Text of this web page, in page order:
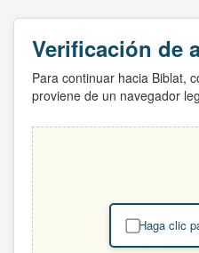
Verificación de
Para continuar hacia Biblat,
proviene de un navegador
Haga clic